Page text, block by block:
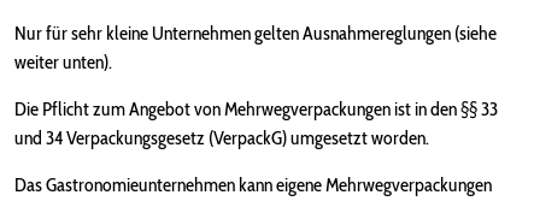
Nur für sehr kleine Unternehmen gelten Ausnahmereglungen (siehe
weiter unten).
Die Pflicht zum Angebot von Mehrwegverpackungen ist in den §§ 33
und 34 Verpackungsgesetz (VerpackG) umgesetzt worden.
Das Gastronomieunternehmen kann eigene Mehrwegverpackungen